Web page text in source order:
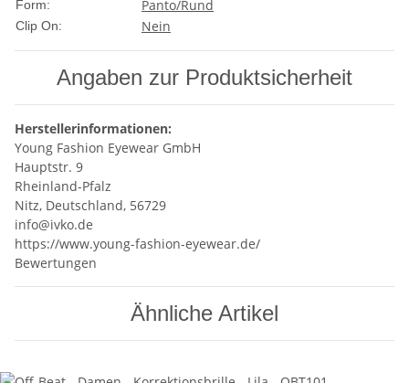
Form: Panto/Rund
Clip On: Nein
Angaben zur Produktsicherheit
Herstellerinformationen:
Young Fashion Eyewear GmbH
Hauptstr. 9
Rheinland-Pfalz
Nitz, Deutschland, 56729
info@ivko.de
https://www.young-fashion-eyewear.de/
Bewertungen
Ähnliche Artikel